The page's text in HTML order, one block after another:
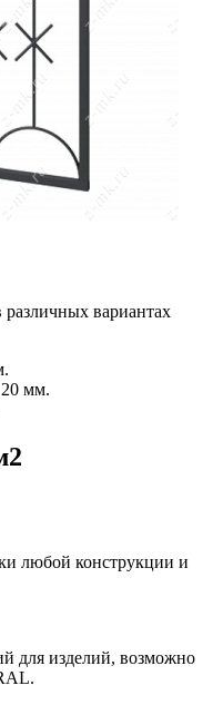
вариантах
мм.
любой конструкции и
для изделий, возможно